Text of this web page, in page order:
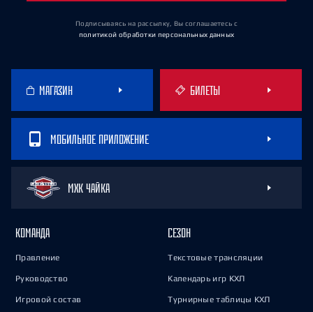
Подписываясь на рассылку, Вы соглашаетесь с
политикой обработки персональных данных
МАГАЗИН БИЛЕТЫ
МОБИЛЬНОЕ ПРИЛОЖЕНИЕ
МХК ЧАЙКА
КОМАНДА
Правление
Руководство
Игровой состав
СЕЗОН
Текстовые трансляции
Календарь игр КХЛ
Турнирные таблицы КХЛ